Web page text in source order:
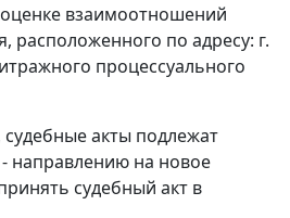
взаимоотношений
по адресу: г.
процессуального
акты подлежат
направлению на новое
судебный акт в